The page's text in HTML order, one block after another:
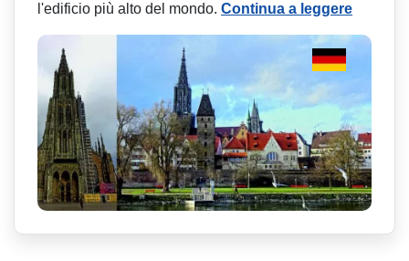
l'edificio più alto del mondo. Continua a leggere